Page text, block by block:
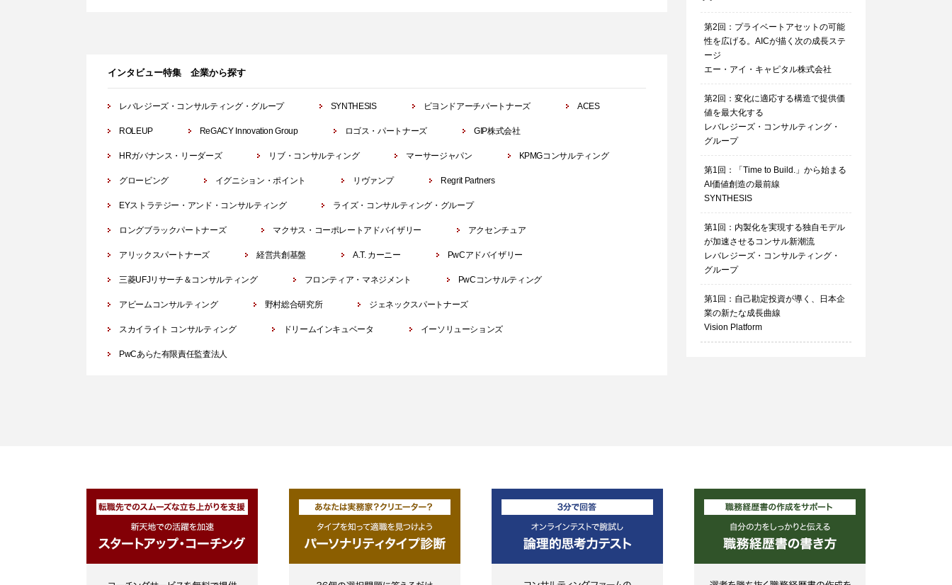
インタビュー特集 企業から探す
レバレジーズ・コンサルティング・グループ SYNTHESIS ビヨンドアーチパートナーズ ACES
ROLEUP ReGACY Innovation Group ロゴス・パートナーズ GIP株式会社
HRガバナンス・リーダーズ リブ・コンサルティング マーサージャパン KPMGコンサルティング
グロービング イグニション・ポイント リヴァンプ Regrit Partners
EYストラテジー・アンド・コンサルティング ライズ・コンサルティング・グループ
ロングブラックパートナーズ マクサス・コーポレートアドバイザリー アクセンチュア
アリックスパートナーズ 経営共創基盤 A.T. カーニー PwCアドバイザリー
三菱UFJリサーチ＆コンサルティング フロンティア・マネジメント PwCコンサルティング
アビームコンサルティング 野村総合研究所 ジェネックスパートナーズ
スカイライト コンサルティング ドリームインキュベータ イーソリューションズ
PwCあらた有限責任監査法人
第2回：プライベートアセットの可能
性を広げる。AICが描く次の成長ステ
ージ
エー・アイ・キャピタル株式会社
第2回：変化に適応する構造で提供価
値を最大化する
レバレジーズ・コンサルティング・
グループ
第1回：「Time to Build.」から始まる
AI価値創造の最前線
SYNTHESIS
第1回：内製化を実現する独自モデル
が加速させるコンサル新潮流
レバレジーズ・コンサルティング・
グループ
第1回：自己勘定投資が導く、日本企
業の新たな成長曲線
Vision Platform